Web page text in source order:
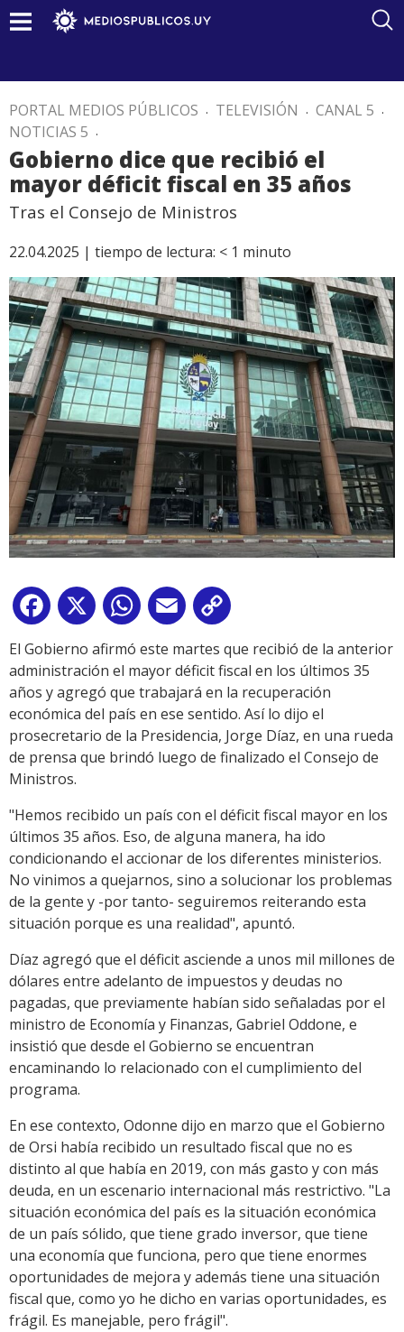
PORTAL MEDIOS PÚBLICOS . TELEVISIÓN . CANAL 5 .
NOTICIAS 5 .
Gobierno dice que recibió el
mayor déficit fiscal en 35 años
Tras el Consejo de Ministros
22.04.2025 | tiempo de lectura: < 1 minuto
Facebook
X WhatsApp
Email
Link
El Gobierno afirmó este martes que recibió de la anterior
administración el mayor déficit fiscal en los últimos 35
años y agregó que trabajará en la recuperación
económica del país en ese sentido. Así lo dijo el
prosecretario de la Presidencia, Jorge Díaz, en una rueda
de prensa que brindó luego de finalizado el Consejo de
Ministros.
"Hemos recibido un país con el déficit fiscal mayor en los
últimos 35 años. Eso, de alguna manera, ha ido
condicionando el accionar de los diferentes ministerios.
No vinimos a quejarnos, sino a solucionar los problemas
de la gente y -por tanto- seguiremos reiterando esta
situación porque es una realidad", apuntó.
Díaz agregó que el déficit asciende a unos mil millones de
dólares entre adelanto de impuestos y deudas no
pagadas, que previamente habían sido señaladas por el
ministro de Economía y Finanzas, Gabriel Oddone, e
insistió que desde el Gobierno se encuentran
encaminando lo relacionado con el cumplimiento del
programa.
En ese contexto, Odonne dijo en marzo que el Gobierno
de Orsi había recibido un resultado fiscal que no es
distinto al que había en 2019, con más gasto y con más
deuda, en un escenario internacional más restrictivo. "La
situación económica del país es la situación económica
de un país sólido, que tiene grado inversor, que tiene
una economía que funciona, pero que tiene enormes
oportunidades de mejora y además tiene una situación
fiscal que, como yo he dicho en varias oportunidades, es
frágil. Es manejable, pero frágil".